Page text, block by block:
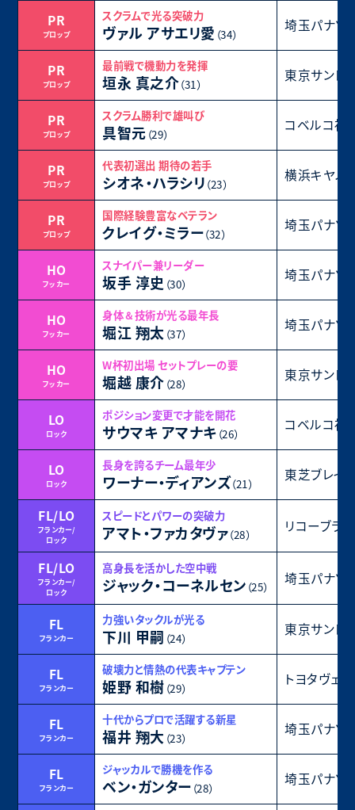
PR
プロップ
スクラムで光る突破力
ヴァル アサエリ愛 （34） 埼玉パナソ
PR
プロップ
最前戦で機動力を発揮
垣永 真之介（31） 東京サント
PR
プロップ
スクラム勝利で雄叫び
具智元 （29） コベルコ神
PR
プロップ
代表初選出 期待の若手
シオネ・ハラシリ （23） 横浜キヤノ
PR
プロップ
国際経験豊富なベテラン
クレイグ・ミラー（32） 埼玉パナソ
HO
フッカー
スナイパー兼リーダー
坂手 淳史 （30） 埼玉パナソ
HO
フッカー
身体＆技術が光る最年長
堀江 翔太 （37） 埼玉パナソ
HO
フッカー
W杯初出場 セットプレーの要
堀越 康介 （28） 東京サント
LO
ロック
ポジション変更で才能を開花
サウマキ アマナキ （26） コベルコ神
LO
ロック
長身を誇るチーム最年少
ワーナー・ディアンズ（21） 東芝ブレイ
FL/LO
フランカー/
ロック
スピードとパワーの突破力
アマト・ファカタヴァ（28） リコーブラ
FL/LO
フランカー/
ロック
高身長を活かした空中戦
ジャック・コーネルセン （25） 埼玉パナソ
FL
フランカー
力強いタックルが光る
下川 甲嗣 （24） 東京サント
FL
フランカー
破壊力と情熱の代表キャプテン
姫野 和樹 （29） トヨタヴェ
FL
フランカー
十代からプロで活躍する新星
福井 翔大 （23） 埼玉パナソ
FL
フランカー
ジャッカルで勝機を作る
ベン・ガンター （28） 埼玉パナソ